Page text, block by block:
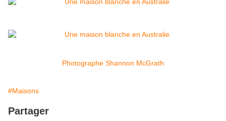
Photographe Shannon McGrath
#Maisons
Partager